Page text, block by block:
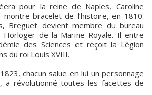
pour la reine de Naples, Caroline
bracelet de l’histoire, en 1810.
Breguet devient membre du bureau
de la Marine Royale. Il entre
des Sciences et reçoit la Légion
du roi Louis XVIII.
chacun salue en lui un personnage
a révolutionné toutes les facettes de